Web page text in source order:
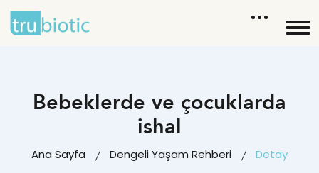
Bebeklerde ve çocuklarda
ishal
Ana Sayfa Dengeli Yaşam Rehberi Detay